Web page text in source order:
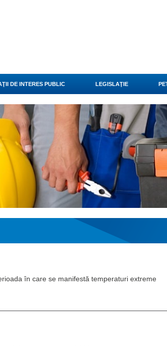
DE INTERES PUBLIC LEGISLAŢIE
în care se manifestă temperaturi extreme